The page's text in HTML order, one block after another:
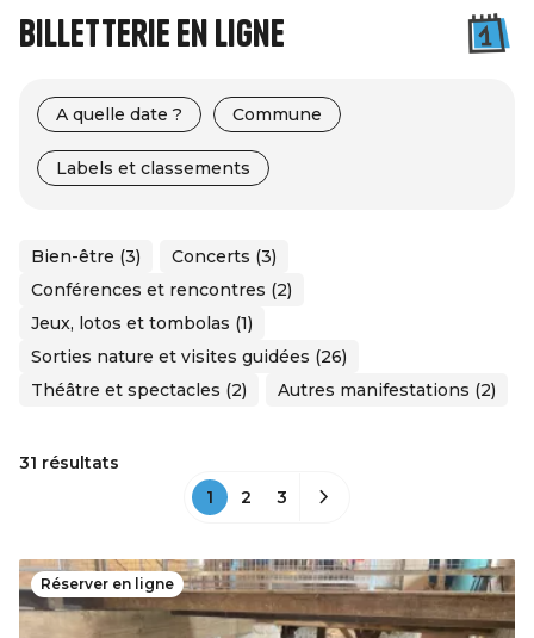
Billetterie en ligne
A quelle date ? Commune
Labels et classements
Bien-être (3)
Concerts (3)
Conférences et rencontres (2)
Jeux, lotos et tombolas (1)
Sorties nature et visites guidées (26)
Théâtre et spectacles (2)
Autres manifestations (2)
31 résultats
1
2 3
Réserver en ligne